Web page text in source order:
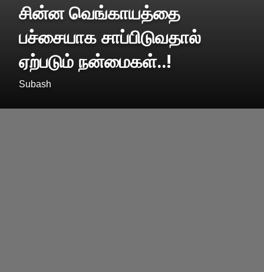
சின்ன வெங்காயத்தை
பச்சையாக சாப்பிடுவதால்
ஏற்படும் நன்மைகள்..!
Subash